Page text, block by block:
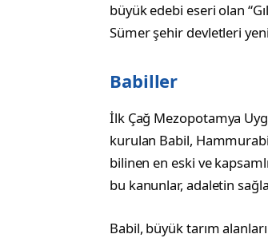
büyük edebi eseri olan
Sümer şehir devletleri
Babiller
İlk Çağ Mezopotamya
kurulan Babil, Hammurabi
bilinen en eski ve
bu kanunlar, adaletin
Babil, büyük tarım